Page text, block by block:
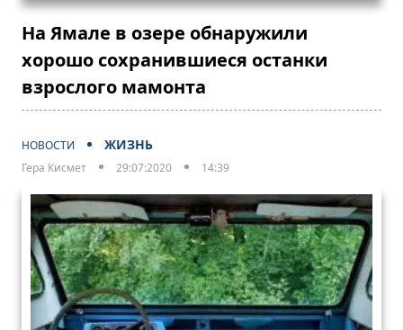
На Ямале в озере обнаружили
хорошо сохранившиеся останки
взрослого мамонта
НОВОСТИ ЖИЗНЬ
Гера Кисмет 29:07:2020 14:39